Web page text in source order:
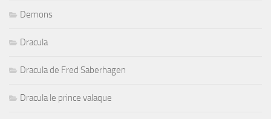
Demons
Dracula
Dracula de Fred Saberhagen
Dracula le prince valaque